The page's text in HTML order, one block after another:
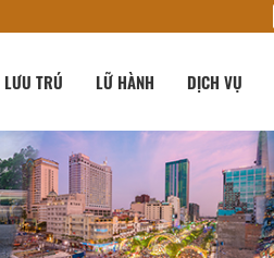
LƯU TRÚ LỮ HÀNH DỊCH VỤ